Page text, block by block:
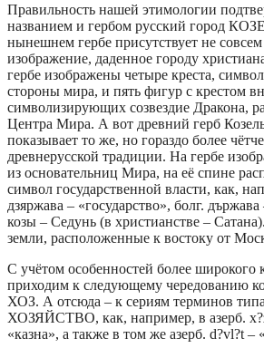
Правильность нашей этимологии
названием и гербом русский город
нынешнем гербе присутствует не
изображение, даденное городу
гербе изображены четыре креста,
стороны мира, и пять фигур с крестом
символизирующих созвездие Дракона,
Центра Мира. А вот древний герб
показывает то же, но гораздо более
древнерусской традиции. На гербе
из основательниц Мира, на её спине
символ государственной власти, как,
дзяржава – «государство», болг.
козы – Седунь (в христианстве –
земли, расположенные к востоку от
С учётом особенностей более широкого
приходим к следующему чередованию
ХОЗ. А отсюда – к сериям терминов
ХОЗЯЙСТВО, как, например, в азерб.
«казна», а также в том же азерб. d?vl?t –